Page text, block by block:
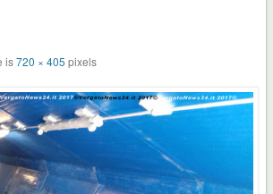
is720 × 405 pixels